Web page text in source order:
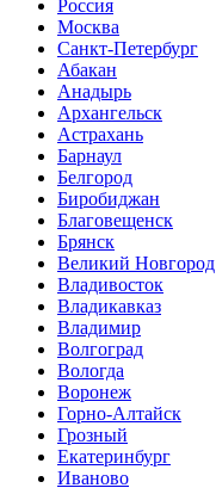
Россия
Москва
Санкт-Петербург
Абакан
Анадырь
Архангельск
Астрахань
Барнаул
Белгород
Биробиджан
Благовещенск
Брянск
Великий Новгород
Владивосток
Владикавказ
Владимир
Волгоград
Вологда
Воронеж
Горно-Алтайск
Грозный
Екатеринбург
Иваново